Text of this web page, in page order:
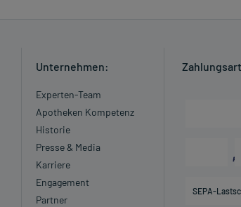
darf nicht angewendet werden.
Unternehmen:
Experten-Team
Apotheken Kompetenz
Historie
Presse & Media
Karriere
Engagement
Partner
SEPA-